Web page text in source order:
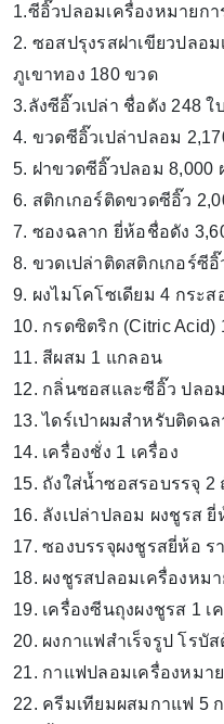
1.ซีอิ๊วปลอมเครื่องหมายก
2. ซอสปรุงรสฝาเขียวปลอ
ภูเขาทอง 180 ขวด
3.ลังซีอิ๊วเปล่า ชื่อดัง 248 ใบ
4. ขวดซีอิ๊วเปล่าปลอม
5. ฝาขวดซีอิ๊วปลอม 8,000
6. สติกเกอร์ติดขวดซีอิ๊ว
7. ซองฉลาก ยี่ห้อชื่อดัง
8. ขวดเปล่าติดสติกเกอร์ซี
9. ผงไมโคโซเดียม 4 กระส
10. กรดซิตริก (Citric Acid)
11. สีผสม 1 แกลอน
12. กลิ่นซอสและซีอิ๊ว ปลอ
13. ไดร์เป่าผมสำหรับติดฉล
14. เครื่องชั่ง 1 เครื่อง
15. ถังใส่น้ำซอสรอบรรจุ 2
16. ลังเปล่าปลอม ผงชูรส
17. ซองบรรจุผงชูรสยี่ห้อ ร
18. ผงชูรสปลอมเครื่องหม
19. เครื่องซีนถุงผงชูรส 1 เ
20. ผงกาแฟสำเร็จรูป โรบั
21. กาแฟปลอมเครื่องหมา
22. ครีมเทียมผสมกาแฟ 5